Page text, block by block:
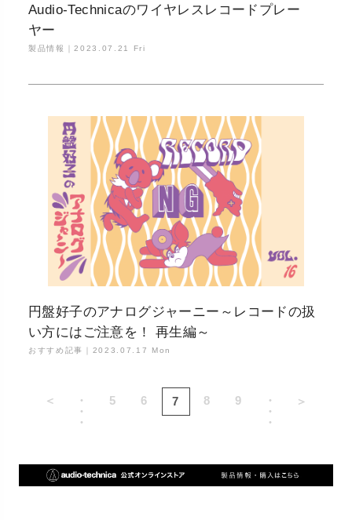
Audio-Technicaのワイヤレスレコードプレー
ヤー
製品情報｜2023.07.21 Fri
円盤好子のアナログジャーニー～レコードの扱
い方にはご注意を！ 再生編～
おすすめ記事｜ 2023.07.17 Mon
＜
・
・
・
5 6 7 8 9
・
・
・
＞